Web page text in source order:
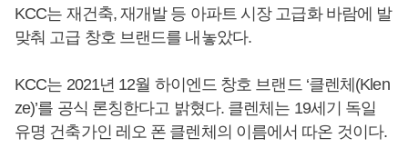
KCC는 재건축, 재개발 등 아파트 시장 고급화 바람에 발
맞춰 고급 창호 브랜드를 내놓았다.
KCC는 2021년 12월 하이엔드 창호 브랜드 ‘클렌체(Klen
ze)’를 공식 론칭한다고 밝혔다. 클렌체는 19세기 독일
유명 건축가인 레오 폰 클렌체의 이름에서 따온 것이다.